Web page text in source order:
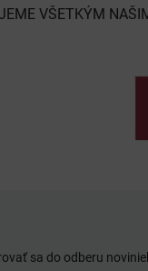
VŠETKÝM
sa do odberu